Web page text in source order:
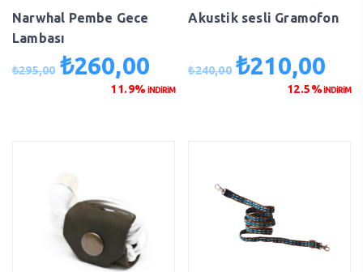
Narwhal Pembe Gece
Lambası
₺295,00 Orijinal
₺260,00
andaki
11.9% İNDİRİM
Akustik sesli Gramofon
₺240,00 Orijinal
₺210,00
12.5%İNDİRİM